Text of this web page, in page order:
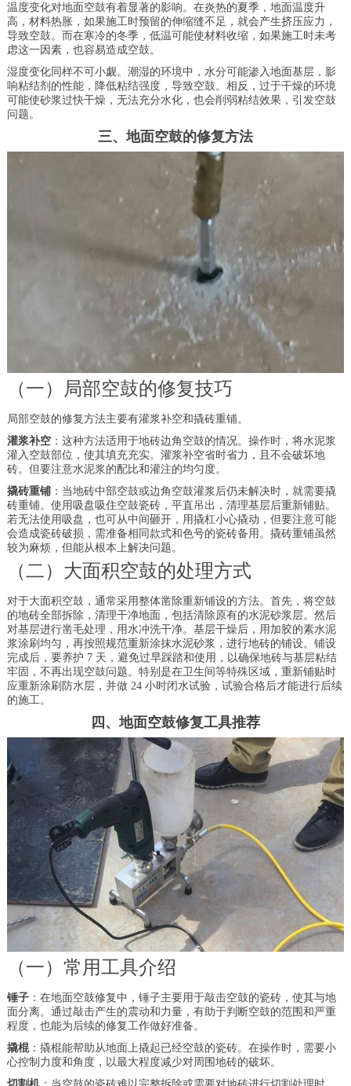
温度变化对地面空鼓有着显著的影响。在炎热的夏季，地面温度升
高，材料热胀，如果施工时预留的伸缩缝不足，就会产生挤压应力，
导致空鼓。而在寒冷的冬季，低温可能使材料收缩，如果施工时未考
虑这一因素，也容易造成空鼓。
湿度变化同样不可小觑。潮湿的环境中，水分可能渗入地面基层，影
响粘结剂的性能，降低粘结强度，导致空鼓。相反，过于干燥的环境
可能使砂浆过快干燥，无法充分水化，也会削弱粘结效果，引发空鼓
问题。
三、地面空鼓的修复方法
（一）局部空鼓的修复技巧
局部空鼓的修复方法主要有灌浆补空和撬砖重铺。
灌浆补空：这种方法适用于地砖边角空鼓的情况。操作时，将水泥浆
灌入空鼓部位，使其填充充实。灌浆补空省时省力，且不会破坏地
砖。但要注意水泥浆的配比和灌注的均匀度。
撬砖重铺：当地砖中部空鼓或边角空鼓灌浆后仍未解决时，就需要撬
砖重铺。使用吸盘吸住空鼓瓷砖，平直吊出，清理基层后重新铺贴。
若无法使用吸盘，也可从中间砸开，用撬杠小心撬动，但要注意可能
会造成瓷砖破损，需准备相同款式和色号的瓷砖备用。撬砖重铺虽然
较为麻烦，但能从根本上解决问题。
（二）大面积空鼓的处理方式
对于大面积空鼓，通常采用整体凿除重新铺设的方法。首先，将空鼓
的地砖全部拆除，清理干净地面，包括清除原有的水泥砂浆层。然后
对基层进行凿毛处理，用水冲洗干净。基层干燥后，用加胶的素水泥
浆涂刷均匀，再按照规范重新涂抹水泥砂浆，进行地砖的铺设。铺设
完成后，要养护 7 天，避免过早踩踏和使用，以确保地砖与基层粘结
牢固，不再出现空鼓问题。特别是在卫生间等特殊区域，重新铺贴时
应重新涂刷防水层，并做 24 小时闭水试验，试验合格后才能进行后续
的施工。
四、地面空鼓修复工具推荐
（一）常用工具介绍
锤子：在地面空鼓修复中，锤子主要用于敲击空鼓的瓷砖，使其与地
面分离。通过敲击产生的震动和力量，有助于判断空鼓的范围和严重
程度，也能为后续的修复工作做好准备。
撬棍：撬棍能帮助从地面上撬起已经空鼓的瓷砖。在操作时，需要小
心控制力度和角度，以最大程度减少对周围地砖的破坏。